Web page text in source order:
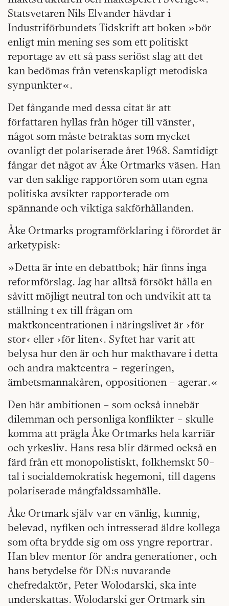
Statsvetaren Nils Elvander hävdar i
Industriförbundets Tidskrift att boken »bör
enligt min mening ses som ett politiskt
reportage av ett så pass seriöst slag att det
kan bedömas från vetenskapligt metodiska
synpunkter«.
Det fångande med dessa citat är att
författaren hyllas från höger till vänster,
något som måste betraktas som mycket
ovanligt det polariserade året 1968. Samtidigt
fångar det något av Åke Ortmarks väsen. Han
var den saklige rapportören som utan egna
politiska avsikter rapporterade om
spännande och viktiga sakförhållanden.
Åke Ortmarks programförklaring i förordet är
arketypisk:
»Detta är inte en debattbok; här finns inga
reformförslag. Jag har alltså försökt hålla en
såvitt möjligt neutral ton och undvikit att ta
ställning t ex till frågan om
maktkoncentrationen i näringslivet är ›för
stor‹ eller ›för liten‹. Syftet har varit att
belysa hur den är och hur makthavare i detta
och andra maktcentra – regeringen,
ämbetsmannakåren, oppositionen – agerar.«
Den här ambitionen – som också innebär
dilemman och personliga konflikter – skulle
komma att prägla Åke Ortmarks hela karriär
och yrkesliv. Hans resa blir därmed också en
färd från ett monopolistiskt, folkhemskt 50-
tal i socialdemokratisk hegemoni, till dagens
polariserade mångfaldssamhälle.
Åke Ortmark själv var en vänlig, kunnig,
belevad, nyfiken och intresserad äldre kollega
som ofta brydde sig om oss yngre reportrar.
Han blev mentor för andra generationer, och
hans betydelse för DN:s nuvarande
chefredaktör, Peter Wolodarski, ska inte
underskattas. Wolodarski ger Ortmark sin